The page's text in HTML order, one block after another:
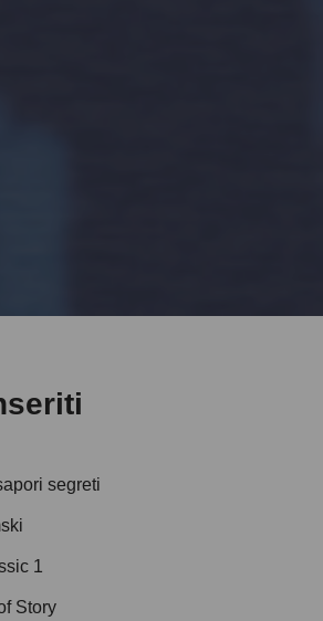
segreti
1
Story